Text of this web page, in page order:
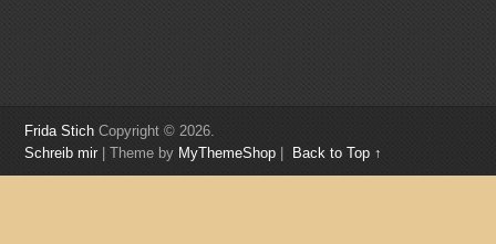
Frida Stich Copyright © 2026.
Schreib mir| Theme by MyThemeShop Back to Top ↑